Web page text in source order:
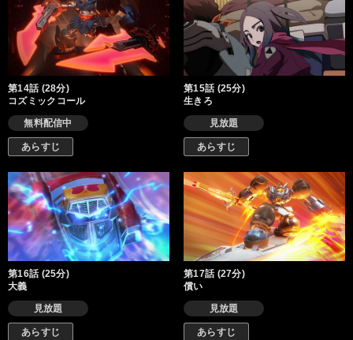
第14話 (28分)
コズミックコール
無料配信中
あらすじ
第15話 (25分)
生きろ
見放題
あらすじ
第16話 (25分)
大義
見放題
あらすじ
第17話 (27分)
償い
見放題
あらすじ